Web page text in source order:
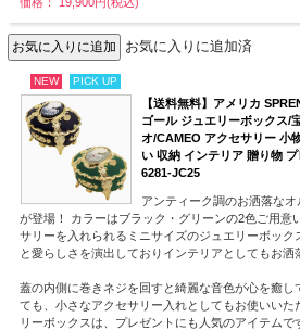
お気に入りに追加済
NEW PICK UP
【送料無料】アメリカ
ゴール ジュエリーボックス/
オ/CAMEO アクセサリー 小
い 収納 インテリア 贈り物
6281-JC25
アンティーク調のお洒落な
が登場！ カラーはブラック・グリーンの2色ご用意
サリーを入れられるミニサイズのジュエリーボッ
と愛らしさを演出しておりインテリアとしてもお洒
蓋の内側に巻きネジを回すと綺麗な音色が心を癒し
ても、小さなアクセサリー入れとしてもお使いいた
リーボックスは、プレゼントにも人気のアイテム